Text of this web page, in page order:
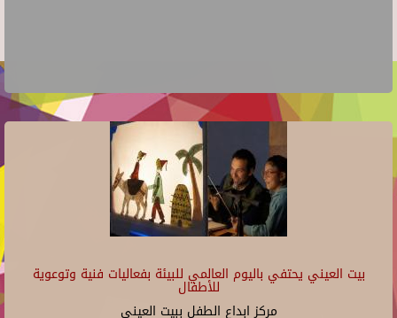
بيت العيني يحتفي باليوم العالمي للبيئة بفعاليات فنية وتوعوية
للأطفال
مركز ابداع الطفل ببيت العينى